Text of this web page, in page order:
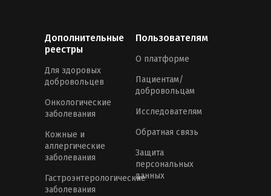
Дополнительные
реестры
Для здоровых
добровольцев
Онкологические
заболевания
Кожные и
аллергические
заболевания
Гастроэнтерологические
заболевания
Пользователям
О платформе
Пациентам/
добровольцам
Исследователям
Обратная связь
Защита
персональных
данных